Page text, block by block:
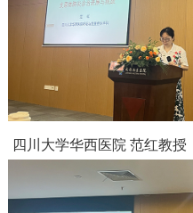
四川大学华西医院 范红教授